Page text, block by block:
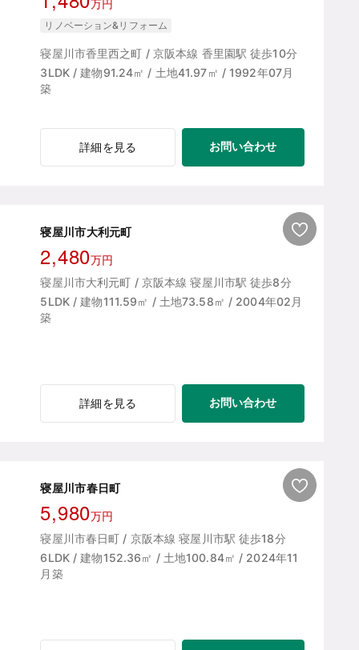
万円
リノベーション&リフォーム
寝屋川市香里西之町 / 京阪本線 香里園駅 徒歩10分
3LDK / 建物91.24㎡ / 土地41.97㎡ / 1992年07月
築
詳細を見る お問い合わせ
寝屋川市大利元町
2,480万円
寝屋川市大利元町 / 京阪本線 寝屋川市駅 徒歩8分
5LDK / 建物111.59㎡ / 土地73.58㎡ / 2004年02月
築
詳細を見る お問い合わせ
寝屋川市春日町
5,980万円
寝屋川市春日町 / 京阪本線 寝屋川市駅 徒歩18分
6LDK / 建物152.36㎡ / 土地100.84㎡ / 2024年11
月築